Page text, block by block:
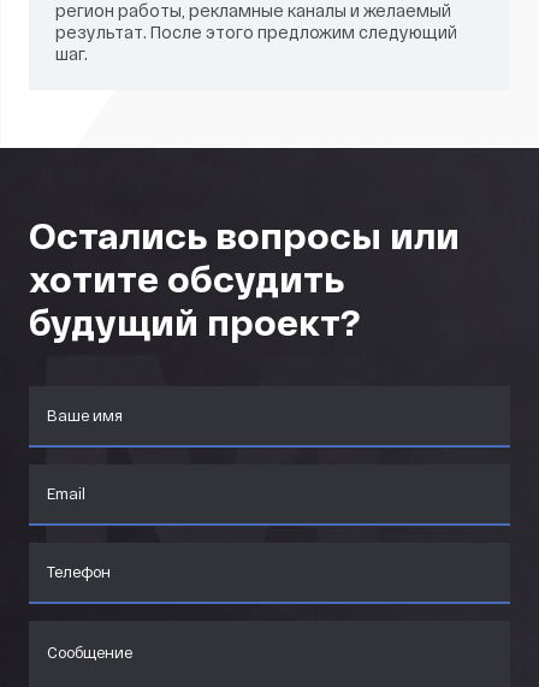
регион работы, рекламные каналы и желаемый
результат. После этого предложим следующий
шаг.
Остались вопросы или
хотите обсудить
будущий проект?